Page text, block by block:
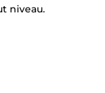
niveau.